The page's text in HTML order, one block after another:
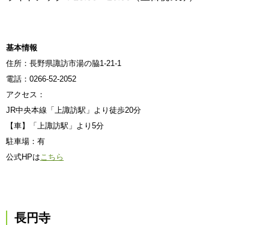
基本情報
住所：長野県諏訪市湯の脇1-21-1
電話：0266-52-2052
アクセス：
JR中央本線「上諏訪駅」より徒歩20分
【車】「上諏訪駅」より5分
駐車場：有
公式HPは こちら
長円寺